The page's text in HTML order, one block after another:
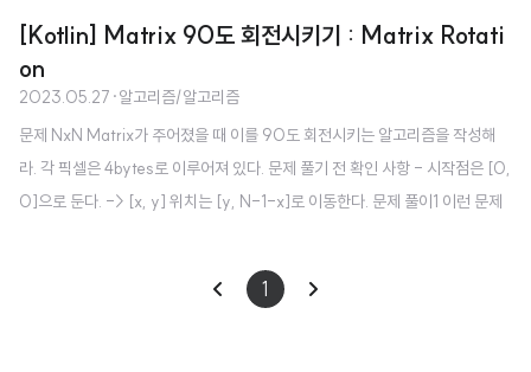
[Kotlin] Matrix 90도 회전시키기 : Matrix Rotati
on
2023.05.27 ·알고리즘/알고리즘
문제 NxN Matrix가 주어졌을 때 이를 90도 회전시키는 알고리즘을 작성해
라. 각 픽셀은 4bytes로 이루어져 있다. 문제 풀기 전 확인 사항 - 시작점은 [0,
0]으로 둔다. -> [x, y] 위치는 [y, N-1-x]로 이동한다. 문제 풀이1 이런 문제
[x, y] 위치의 원소를 새로운 Matrix의 [y, N-1-x] 로 이동한다. class Soluti
on() { fun rotate(matrix: Array): Array { val SIZE_N = matrix.size val
1